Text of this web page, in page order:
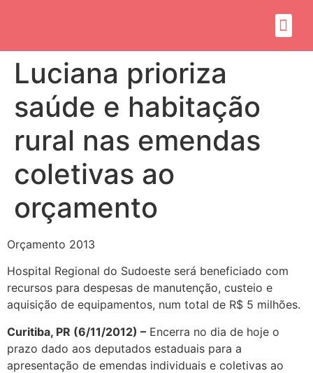
Luciana prioriza
saúde e habitação
rural nas emendas
coletivas ao
orçamento
Orçamento 2013
Hospital Regional do Sudoeste será beneficiado com
recursos para despesas de manutenção, custeio e
aquisição de equipamentos, num total de R$ 5 milhões.
Curitiba, PR (6/11/2012) – Encerra no dia de hoje o
prazo dado aos deputados estaduais para a
apresentação de emendas individuais e coletivas ao